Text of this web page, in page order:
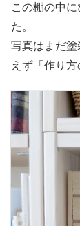
この棚の中
た。
写真はまだ
えず「作り方